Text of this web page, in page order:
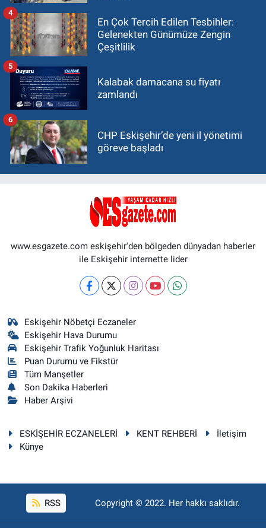
En Çok Tercih Edilen Tesbihler:
Gelenekten Günümüze Zengin
Çeşitlilik
4
Kalabak damacana su fiyatı
zamlandı
5
CHP Eskişehir’de yeni il yönetimi
göreve başladı
6
www.esgazete.com eskişehir'den bölgeden dünyadan haberler
ile Eskişehir internette lider
Eskişehir Nöbetçi Eczaneler
Eskişehir Hava Durumu
Eskişehir Trafik Yoğunluk Haritası
Puan Durumu ve Fikstür
Tüm Manşetler
Son Dakika Haberleri
Haber Arşivi
ESKİŞEHİR ECZANELERİ KENT REHBERİ
İletişim
Künye
RSS Copyright © 2022. Her hakkı saklıdır.